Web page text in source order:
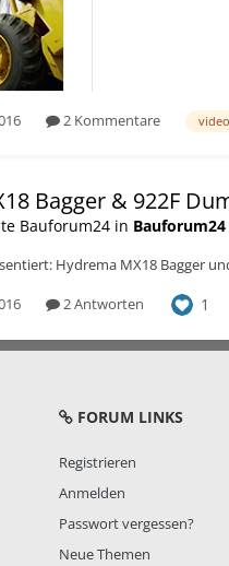
2 Kommentare video
Bagger & 922F
Bauforum24 in
Hydrema MX18 Bagger
2 Antworten 1
FORUM LINKS
Registrieren
Anmelden
Passwort vergessen?
Neue Themen